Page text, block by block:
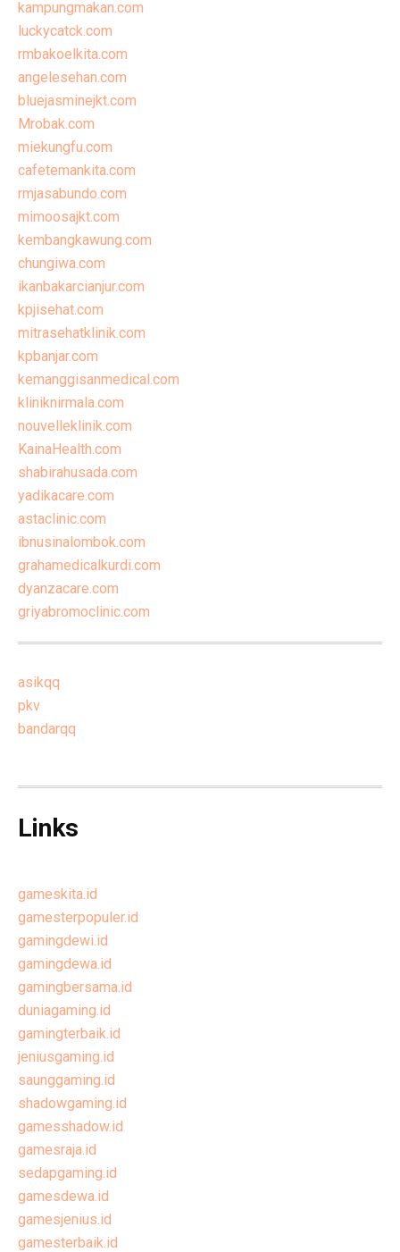
kampungmakan.com
luckycatck.com
rmbakoelkita.com
angelesehan.com
bluejasminejkt.com
Mrobak.com
miekungfu.com
cafetemankita.com
rmjasabundo.com
mimoosajkt.com
kembangkawung.com
chungiwa.com
ikanbakarcianjur.com
kpjisehat.com
mitrasehatklinik.com
kpbanjar.com
kemanggisanmedical.com
kliniknirmala.com
nouvelleklinik.com
KainaHealth.com
shabirahusada.com
yadikacare.com
astaclinic.com
ibnusinalombok.com
grahamedicalkurdi.com
dyanzacare.com
griyabromoclinic.com
asikqq
pkv
bandarqq
Links
gameskita.id
gamesterpopuler.id
gamingdewi.id
gamingdewa.id
gamingbersama.id
duniagaming.id
gamingterbaik.id
jeniusgaming.id
saunggaming.id
shadowgaming.id
gamesshadow.id
gamesraja.id
sedapgaming.id
gamesdewa.id
gamesjenius.id
gamesterbaik.id